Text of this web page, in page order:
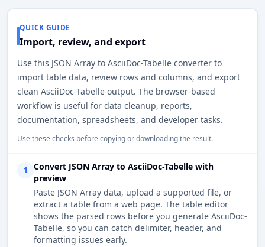
QUICK GUIDE
Import, review, and export
Use this JSON Array to AsciiDoc-Tabelle converter to
import table data, review rows and columns, and export
clean AsciiDoc-Tabelle output. The browser-based
workflow is useful for data cleanup, reports,
documentation, spreadsheets, and developer tasks.
Use these checks before copying or downloading the result.
1
Convert JSON Array to AsciiDoc-Tabelle with
preview
Paste JSON Array data, upload a supported file, or
extract a table from a web page. The table editor
shows the parsed rows before you generate AsciiDoc-
Tabelle, so you can catch delimiter, header, and
formatting issues early.